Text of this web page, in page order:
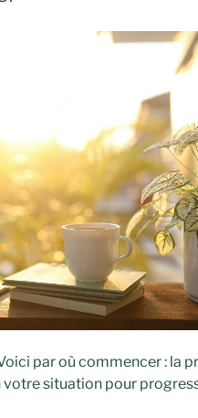
par où commencer : la
situation pour